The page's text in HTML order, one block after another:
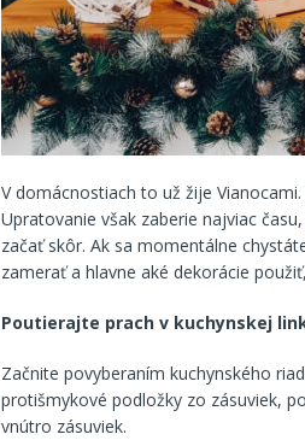
V domácnostiach to už žije
Upratovanie však zaberie najviac
začať skôr. Ak sa momentálne
zamerať a hlavne aké dekorácie
Poutierajte prach v kuchynskej
Začnite povyberaním kuchynského
protišmykové podložky zo zásuviek,
vnútro zásuviek.